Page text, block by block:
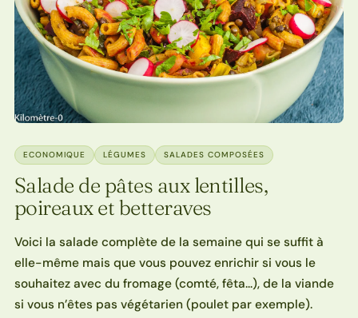
ECONOMIQUE LÉGUMES SALADES COMPOSÉES
Salade de pâtes aux lentilles,
poireaux et betteraves
Voici la salade complète de la semaine qui se suffit à
elle-même mais que vous pouvez enrichir si vous le
souhaitez avec du fromage (comté, fêta…), de la viande
si vous n’êtes pas végétarien (poulet par exemple).